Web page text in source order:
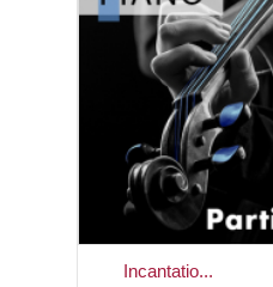
Incantatio...